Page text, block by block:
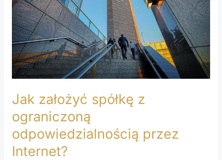
Jak założyć spółkę z
ograniczoną
odpowiedzialnością przez
Internet?
ograniczoną
odpowiedzialnością
przez
Internet?